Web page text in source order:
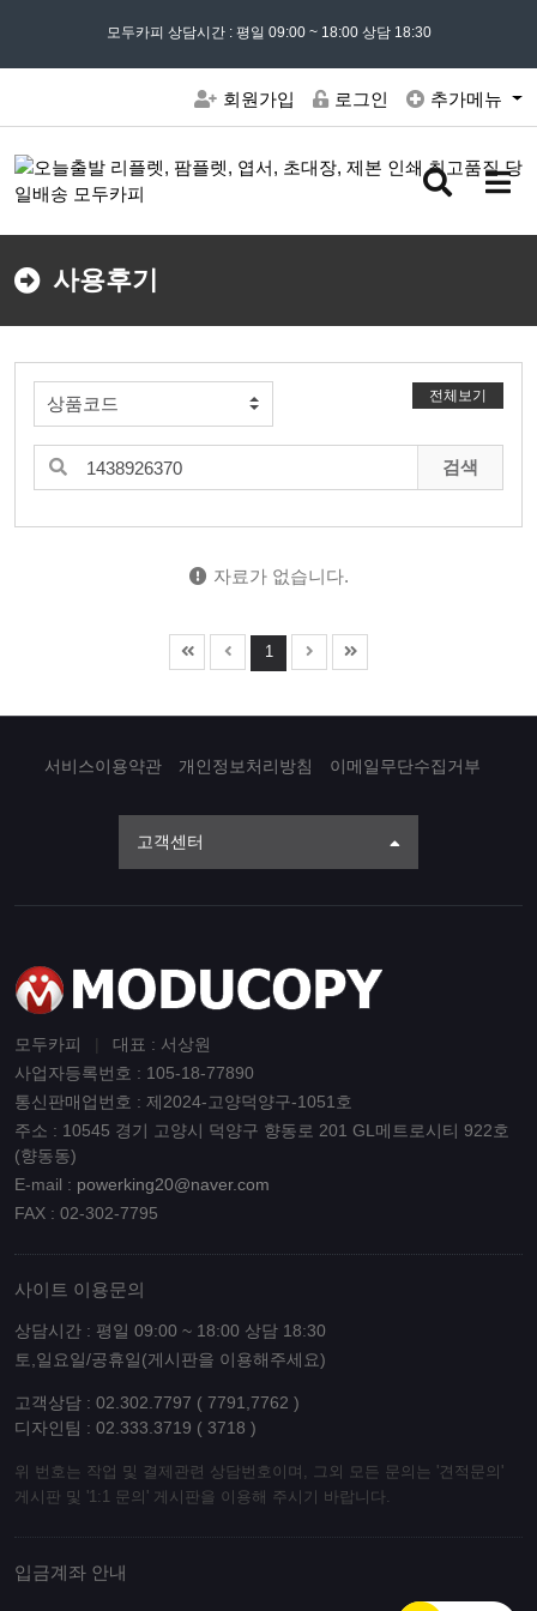
모든 문의는02) 302 - 7797및 ' 견적문의 ' 게시판을 이용해주세요
모두카피 상담시간 : 평일 09:00 ~ 18:00 상담 18:30
회원가입 로그인 추가메뉴
검
버
메
버
사용후기
전체보기
검색
자료가 없습니다.
1
서비스이용약관 개인정보처리방침 이메일무단수집거부
고객센터
모두카피
대표 : 서상원
사업자등록번호 : 105-18-77890
통신판매업번호 : 제2024-고양덕양구-1051호
주소 : 10545 경기 고양시 덕양구 향동로 201 GL메트로시티 922호
(향동동)
E-mail : powerking20@naver.com
FAX : 02-302-7795
사이트 이용문의
상담시간 : 평일 09:00 ~ 18:00 상담 18:30
토,일요일/공휴일(게시판을 이용해주세요)
고객상담 : 02.302.7797 ( 7791,7762 )
디자인팀 : 02.333.3719 ( 3718 )
위 번호는 작업 및 결제관련 상담번호이며, 그외 모든 문의는 '견적문의'
게시판 및 '1:1 문의' 게시판을 이용해 주시기 바랍니다.
입금계좌 안내